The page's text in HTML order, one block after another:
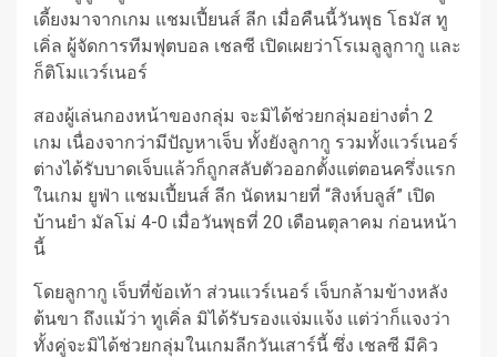
เดี้ยงมาจากเกม แชมเปี้ยนส์ ลีก เมื่อคืนนี้วันพุธ โธมัส ทู
เคิ่ล ผู้จัดการทีมฟุตบอล เชลซี เปิดเผยว่าโรเมลูลูกากู และ
ก็ติโมแวร์เนอร์
สองผู้เล่นกองหน้าของกลุ่ม จะมิได้ช่วยกลุ่มอย่างต่ำ 2
เกม เนื่องจากว่ามีปัญหาเจ็บ ทั้งยังลูกากู รวมทั้งแวร์เนอร์
ต่างได้รับบาดเจ็บแล้วก็ถูกสลับตัวออกตั้งแต่ตอนครึ่งแรก
ในเกม ยูฟ่า แชมเปี้ยนส์ ลีก นัดหมายที่ “สิงห์บลูส์” เปิด
บ้านยำ มัลโม่ 4-0 เมื่อวันพุธที่ 20 เดือนตุลาคม ก่อนหน้า
นี้
โดยลูกากู เจ็บที่ข้อเท้า ส่วนแวร์เนอร์ เจ็บกล้ามข้างหลัง
ต้นขา ถึงแม้ว่า ทูเคิ่ล มิได้รับรองแจ่มแจ้ง แต่ว่าก็แจงว่า
ทั้งคู่จะมิได้ช่วยกลุ่มในเกมลีกวันเสาร์นี้ ซึ่ง เชลซี มีคิว